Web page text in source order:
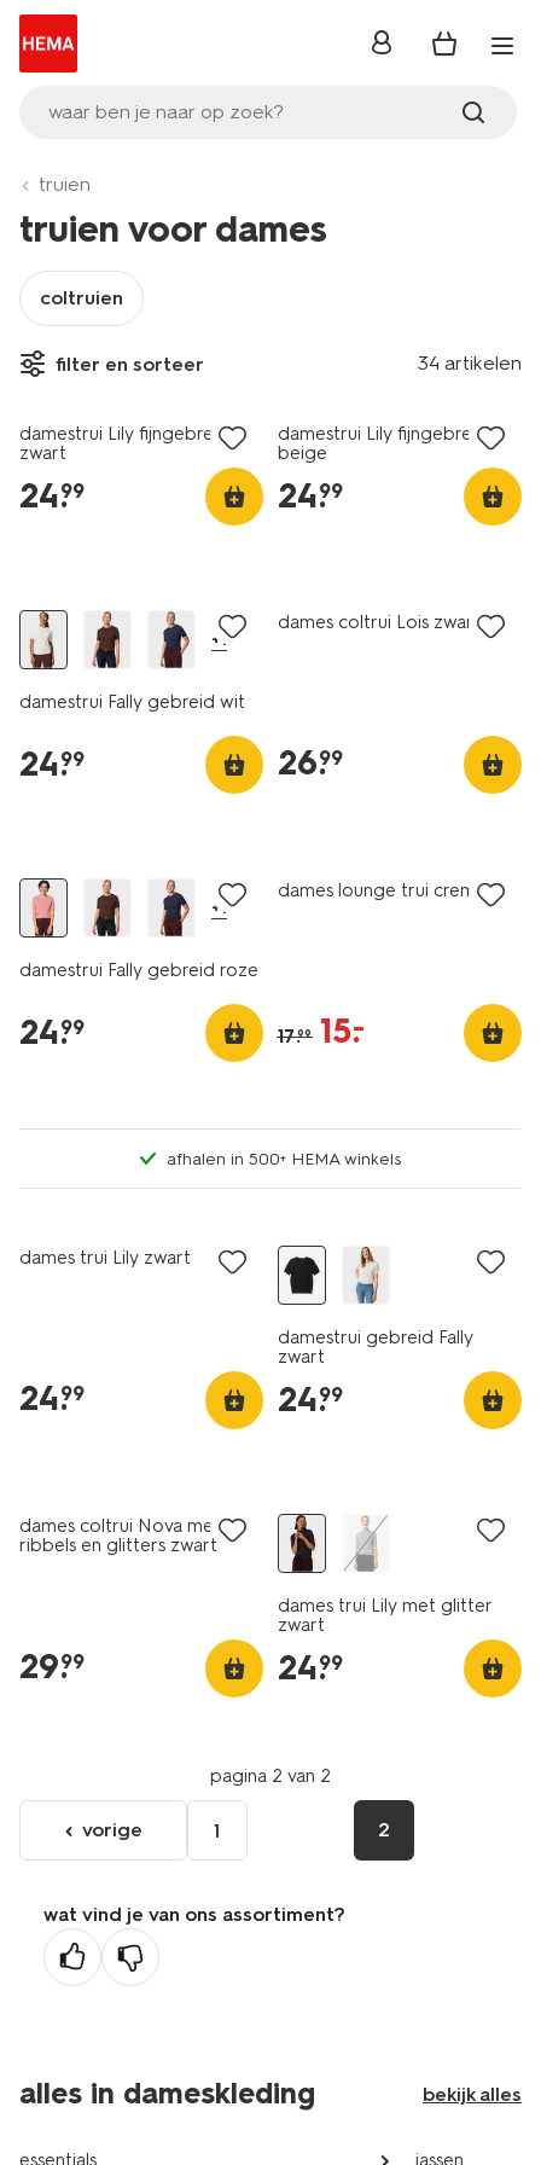
waar ben je naar op zoek?
inloggen
truien
truien voor dames
coltruien
filter en sorteer 34 artikelen
nieuw
damestrui Lily fijngebreid
zwart
24.
99
damestrui Lily fijngebreid
beige
24.
99
+1
damestrui Fally gebreid wit
24.
99
dames coltrui Lois zwart
26.
99
+1
damestrui Fally gebreid roze
24.
99
dames lounge trui creme
17.99 15.
–
afhalen in 500+ HEMA winkels
dames trui Lily zwart
24.
99
damestrui gebreid Fally
zwart
24.
99
dames coltrui Nova met
ribbels en glitters zwart
29.
99
dames trui Lily met glitter
zwart
24.
99
pagina 2 van 2
ga
naar
vorige
pagina
vorige 1 2
wat vind je van ons assortiment?
alles in dameskleding bekijk alles
essentials jassen